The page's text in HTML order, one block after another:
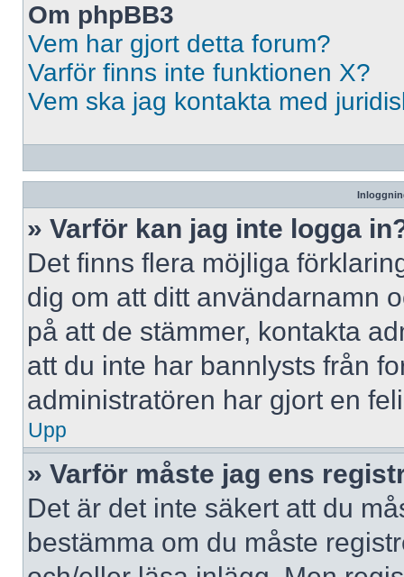
Om phpBB3
Vem har gjort detta forum?
Varför finns inte funktionen X?
Vem ska jag kontakta med
» Varför kan jag inte logga
Det finns flera möjliga
dig om att ditt användarnamn
på att de stämmer, kontakta
att du inte har bannlysts från
administratören har gjort en
Upp
» Varför måste jag ens
Det är det inte säkert att du
bestämma om du måste